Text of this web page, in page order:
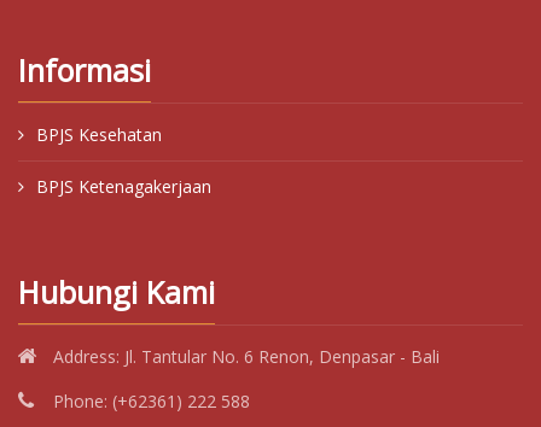
Informasi
BPJS Kesehatan
BPJS Ketenagakerjaan
Hubungi Kami
Address: Jl. Tantular No. 6 Renon, Denpasar - Bali
Phone: (+62361) 222 588